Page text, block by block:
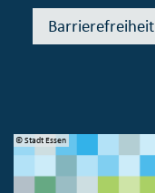
Barrierefreiheit
© Stadt Essen